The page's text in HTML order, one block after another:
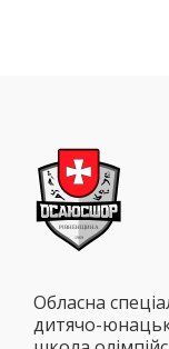
Обласна
дитячо-